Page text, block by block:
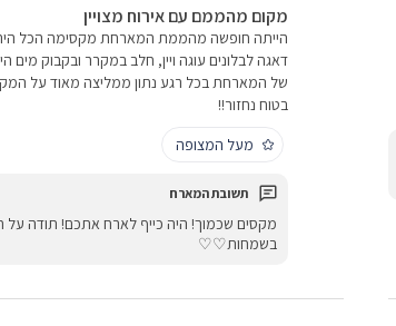
מקום מהממם עם אירוח מצויין
הייתה חופשה מהממת המארחת מקסימה הכל
דאגה לבלונים עוגה ויין, חלב במקרר ובקבוק
של המארחת בכל רגע נתון ממליצה מאוד על
בטוח נחזור!!
מעל המצופה
מקסים שכמוך! היה כייף לארח אתכם! תודה על
בשמחות♡♡